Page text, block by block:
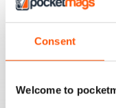
Consent
Welcome to
thought I would try
my iPad every